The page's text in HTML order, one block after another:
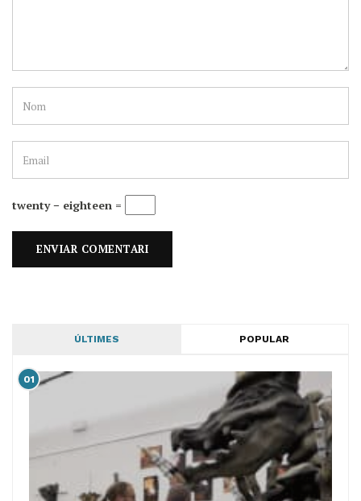
twenty − eighteen =
ÚLTIMES POPULAR
01